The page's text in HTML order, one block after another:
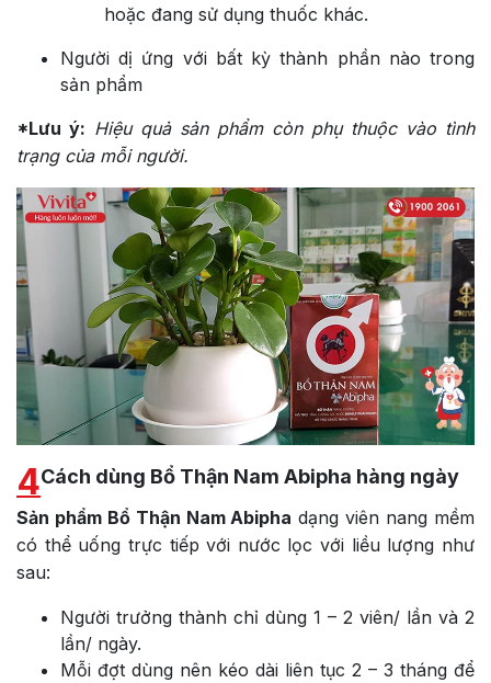
hoặc đang sử dụng thuốc khác.
Người dị ứng với bất kỳ thành phần nào trong
sản phẩm
*Lưu ý: Hiệu quả sản phẩm còn phụ thuộc vào tình
trạng của mỗi người.
4Cách dùng Bổ Thận Nam Abipha hàng ngày
Sản phẩm Bổ Thận Nam Abipha dạng viên nang mềm
có thể uống trực tiếp với nước lọc với liều lượng như
sau:
Người trưởng thành chỉ dùng 1 – 2 viên/ lần và 2
lần/ ngày.
Mỗi đợt dùng nên kéo dài liên tục 2 – 3 tháng để